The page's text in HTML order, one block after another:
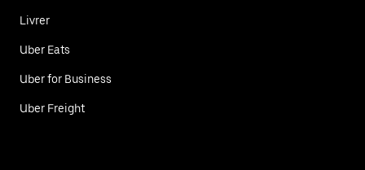
Livrer
Uber Eats
Uber for Business
Uber Freight